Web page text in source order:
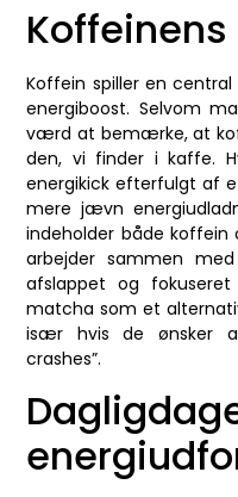
Koffein spiller en
energiboost. Selvom
værd at bemærke, at
den, vi finder i kaffe.
energikick efterfulgt af
mere jævn
indeholder både koffein
arbejder sammen
afslappet og
matcha som et
især hvis de ønsker
crashes”.